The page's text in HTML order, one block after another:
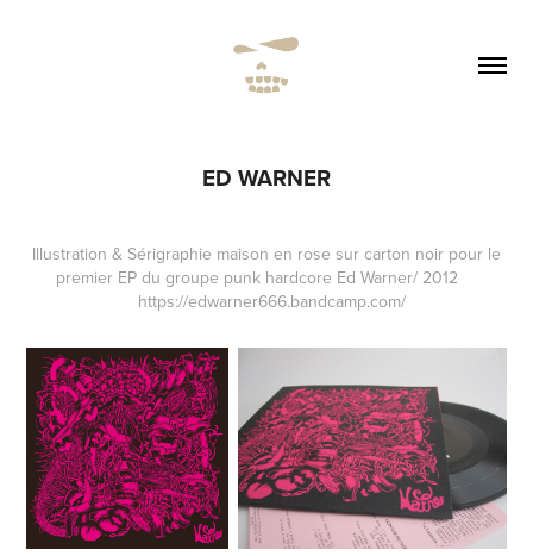
ED WARNER
Illustration & Sérigraphie maison en rose sur carton noir pour le
premier EP du groupe punk hardcore Ed Warner/ 2012
https://edwarner666.bandcamp.com/